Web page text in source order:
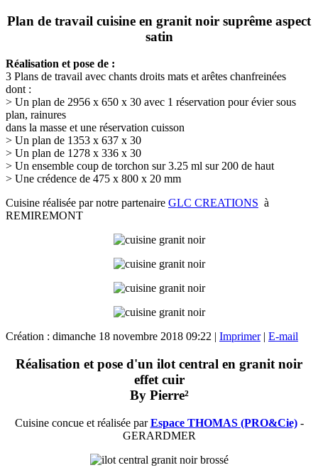
Plan de travail cuisine en granit noir suprême aspect
satin
Réalisation et pose de :
3 Plans de travail avec chants droits mats et arêtes chanfreinées
dont :
> Un plan de 2956 x 650 x 30 avec 1 réservation pour évier sous
plan, rainures
dans la masse et une réservation cuisson
> Un plan de 1353 x 637 x 30
> Un plan de 1278 x 336 x 30
> Un ensemble coup de torchon sur 3.25 ml sur 200 de haut
> Une crédence de 475 x 800 x 20 mm
Cuisine réalisée par notre partenaire GLC CREATIONS à
REMIREMONT
Création : dimanche 18 novembre 2018 09:22 | Imprimer| E-mail
Réalisation et pose d'un ilot central en granit noir
effet cuir
By Pierre²
Cuisine concue et réalisée parEspace THOMAS (PRO&Cie)-
GERARDMER